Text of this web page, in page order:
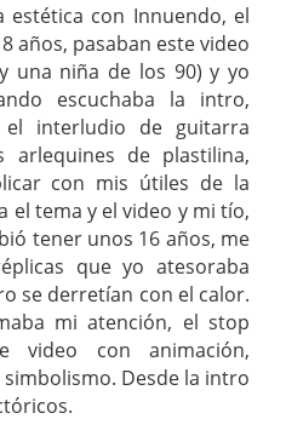
estética con Innuendo, el
años, pasaban este video
una niña de los 90) y yo
escuchaba la intro,
interludio de guitarra
arlequines de plastilina,
con mis útiles de la
el tema y el video y mi tío,
tener unos 16 años, me
que yo atesoraba
se derretían con el calor.
mi atención, el stop
video con animación,
Desde la intro